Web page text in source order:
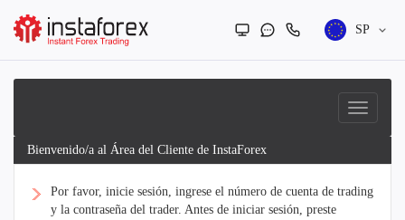
SP
Bienvenido/a al Área del Cliente de InstaForex
Por favor, inicie sesión, ingrese el número de cuenta de trading
y la contraseña del trader. Antes de iniciar sesión, preste